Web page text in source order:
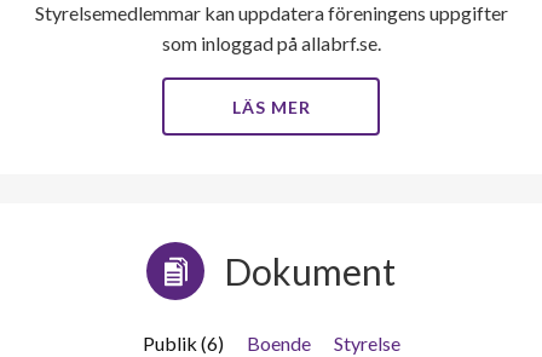
Styrelsemedlemmar kan uppdatera föreningens uppgifter
som inloggad på allabrf.se.
LÄS MER
Dokument
Publik (6) Boende
Styrelse